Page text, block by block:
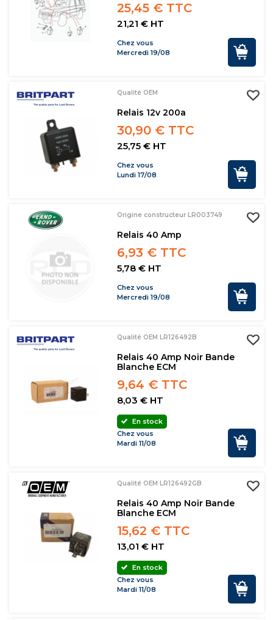
25,45 € TTC
21,21 € HT
Chez vous
Mercredi 19/08
Qualité OEM
Relais 12v 200a
30,90 € TTC
25,75 € HT
Chez vous
Lundi 17/08
Origine constructeur LR003749
Relais 40 Amp
6,93 € TTC
5,78 € HT
Chez vous
Mercredi 19/08
Qualité OEM LR126492B
Relais 40 Amp Noir Bande
Blanche ECM
9,64 € TTC
8,03 € HT
En stock
Chez vous
Mardi 11/08
Qualité OEM LR126492GB
Relais 40 Amp Noir Bande
Blanche ECM
15,62 € TTC
13,01 € HT
En stock
Chez vous
Mardi 11/08